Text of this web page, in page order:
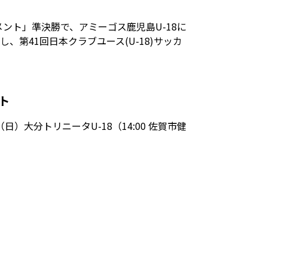
ト」準決勝で、アミーゴス鹿児島U-18に
、第41回日本クラブユース(U-18)サッカ
）大分トリニータU-18（14:00 佐賀市健